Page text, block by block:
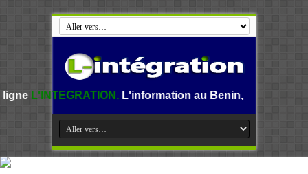
L'information au Benin, en Afrique et dans le